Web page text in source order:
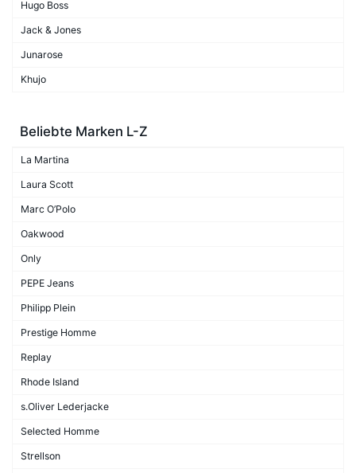
Hugo Boss
Jack & Jones
Junarose
Khujo
Beliebte Marken L-Z
La Martina
Laura Scott
Marc O’Polo
Oakwood
Only
PEPE Jeans
Philipp Plein
Prestige Homme
Replay
Rhode Island
s.Oliver Lederjacke
Selected Homme
Strellson